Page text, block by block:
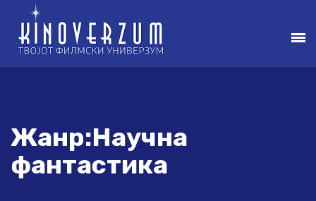
Жанр:Научна
фантастика